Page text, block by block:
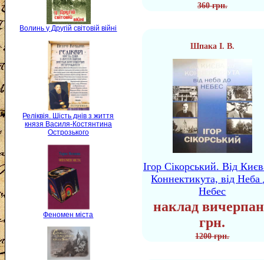
Волинь у Другій світовій війні
Реліквія. Шість днів з життя
князя Василя-Костянтина
Острозького
Феномен міста
360 грн.
Шпака І. В.
Ігор Сікорський. Від
Коннектикута, від Неба
Небес
наклад
грн.
1200 грн.